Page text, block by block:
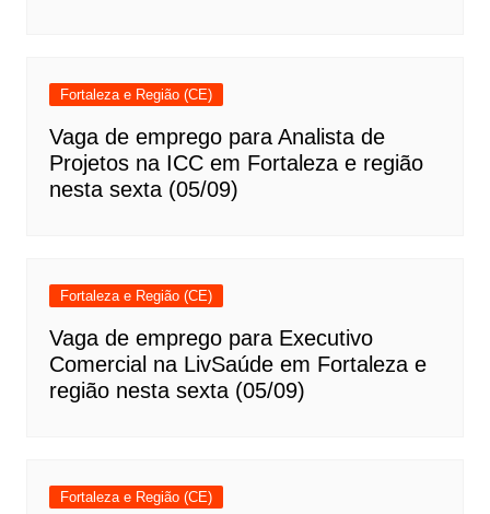
Fortaleza e Região (CE)
Vaga de emprego para Analista de
Projetos na ICC em Fortaleza e região
nesta sexta (05/09)
Fortaleza e Região (CE)
Vaga de emprego para Executivo
Comercial na LivSaúde em Fortaleza e
região nesta sexta (05/09)
Fortaleza e Região (CE)